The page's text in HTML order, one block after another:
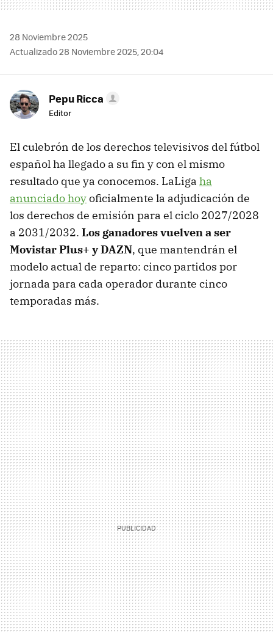
28 Noviembre 2025
Actualizado 28 Noviembre 2025, 20:04
Pepu Ricca
Editor
El culebrón de los derechos televisivos del fútbol
español ha llegado a su fin y con el mismo
resultado que ya conocemos. LaLiga ha
anunciado hoyoficialmente la adjudicación de
los derechos de emisión para el ciclo 2027/2028
a 2031/2032. Los ganadores vuelven a ser
Movistar Plus+ y DAZN, que mantendrán el
modelo actual de reparto: cinco partidos por
jornada para cada operador durante cinco
temporadas más.